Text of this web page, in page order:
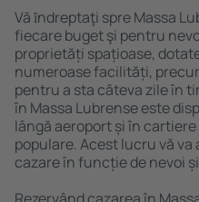
Vă ȋndreptaţi spre Massa
fiecare buget şi pentru
proprietăți spațioase,
numeroase facilități,
pentru a sta câteva zile în
în Massa Lubrense este
lângă aeroport și în
populare. Acest lucru vă
cazare în funcție de nevoi